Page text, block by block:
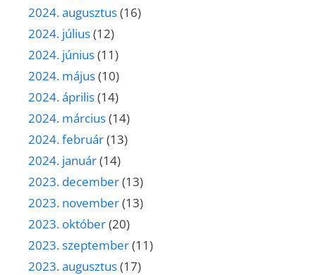
2024. augusztus(16)
2024. július(12)
2024. június(11)
2024. május(10)
2024. április(14)
2024. március(14)
2024. február(13)
2024. január(14)
2023. december(13)
2023. november(13)
2023. október(20)
2023. szeptember(11)
2023. augusztus(17)